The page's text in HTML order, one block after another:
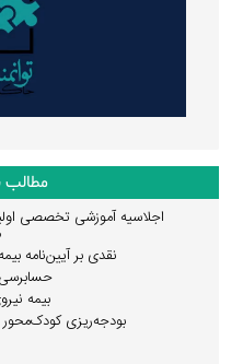
مطالب
اجلاسیه آموزشی تخصصی
نقدی بر آیین‌نامه
بیمه
بودجه‌ریزی کودک‌محور